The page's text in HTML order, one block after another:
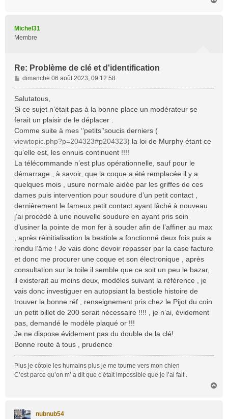
Michel31
Membre
Re: Problème de clé et d'identification
M
e
s
s
g
e
dimanche 06 août 2023, 09:12:58
Salutatous,
Si ce sujet n’était pas à la bonne place un modérateur se
ferait un plaisir de le déplacer .
Comme suite à mes ‘’petits’’soucis derniers (
viewtopic.php?p=204323#p204323) la loi de Murphy étant ce
qu’elle est, les ennuis continuent !!!!
La télécommande n’est plus opérationnelle, sauf pour le
démarrage , à savoir, que la coque a été remplacée il y a
quelques mois , usure normale aidée par les griffes de ces
dames puis intervention pour soudure d’un petit contact ,
dernièrement le fameux petit contact ayant lâché à nouveau
j’ai procédé à une nouvelle soudure en ayant pris soin
d’usiner la pointe de mon fer à souder afin de l’affiner au max
, après réinitialisation la bestiole a fonctionné deux fois puis a
rendu l’âme ! Je vais donc devoir repasser par la case facture
et donc me procurer une coque et son électronique , après
consultation sur la toile il semble que ce soit un peu le bazar,
il existerait au moins deux, modèles suivant la référence , je
vais donc investiguer en autopsiant la bestiole histoire de
trouver la bonne réf , renseignement pris chez le Pijot du coin
un petit billet de 200 serait nécessaire !!!! , je n’ai, évidement
pas, demandé le modèle plaqué or !!!
Je ne dispose évidement pas du double de la clé!
Bonne route à tous , prudence
Plus je côtoie les humains plus je me tourne vers mon chien
C’est parce qu’on m’ a dit que c’était impossible que je l’ai fait .
nubnub54